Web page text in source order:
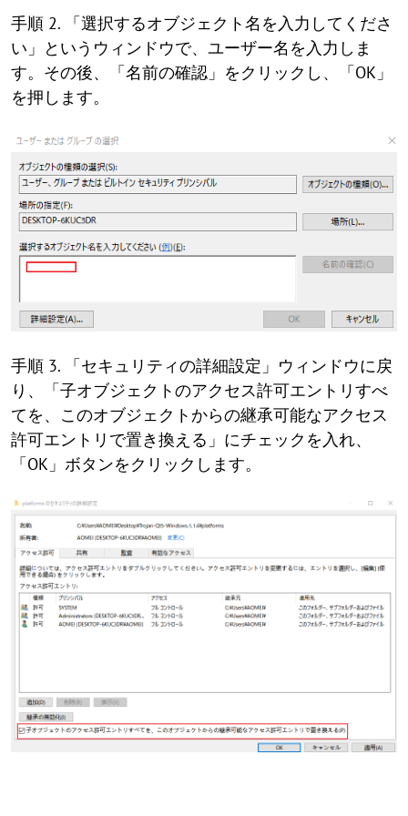
手順 2. 「選択するオブジェクト名を入力してくださ
い」というウィンドウで、ユーザー名を入力しま
す。その後、「名前の確認」をクリックし、「OK」
を押します。
手順 3. 「セキュリティの詳細設定」ウィンドウに戻
り、「子オブジェクトのアクセス許可エントリすべ
てを、このオブジェクトからの継承可能なアクセス
許可エントリで置き換える」にチェックを入れ、
「OK」ボタンをクリックします。